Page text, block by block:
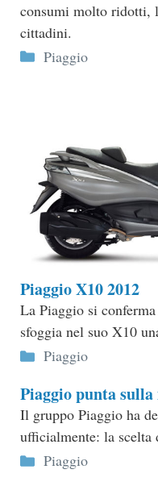
consumi molto ridotti,
cittadini.
Categorie
Piaggio
Piaggio X10 2012
La Piaggio si
sfoggia nel suo X10
Categorie
Piaggio
Piaggio punta
Il gruppo Piaggio ha
ufficialmente: la scelta
Categorie
Piaggio